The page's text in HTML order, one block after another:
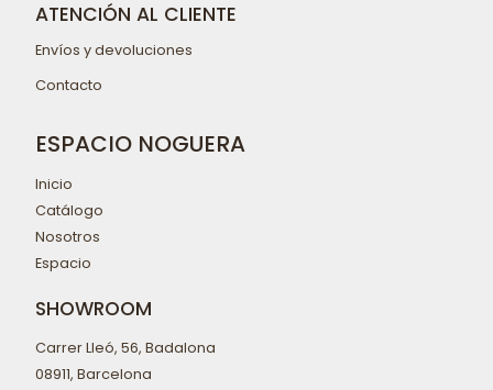
ATENCIÓN AL CLIENTE
Envíos y devoluciones
Contacto
ESPACIO NOGUERA
Inicio
Catálogo
Nosotros
Espacio
SHOWROOM
Carrer Lleó, 56, Badalona
08911, Barcelona